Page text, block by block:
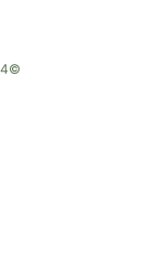
©2024 Tea izrael. All rights reserved